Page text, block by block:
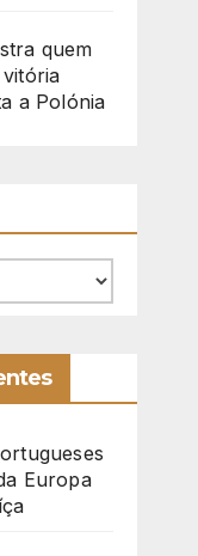
quem
vitória
a Polónia
Europa